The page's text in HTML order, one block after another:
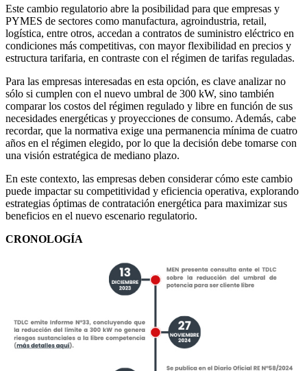
Este cambio regulatorio abre la posibilidad para que empresas y
PYMES de sectores como manufactura, agroindustria, retail,
logística, entre otros, accedan a contratos de suministro eléctrico en
condiciones más competitivas, con mayor flexibilidad en precios y
estructura tarifaria, en contraste con el régimen de tarifas reguladas.
Para las empresas interesadas en esta opción, es clave analizar no
sólo si cumplen con el nuevo umbral de 300 kW, sino también
comparar los costos del régimen regulado y libre en función de sus
necesidades energéticas y proyecciones de consumo. Además, cabe
recordar, que la normativa exige una permanencia mínima de cuatro
años en el régimen elegido, por lo que la decisión debe tomarse con
una visión estratégica de mediano plazo.
En este contexto, las empresas deben considerar cómo este cambio
puede impactar su competitividad y eficiencia operativa, explorando
estrategias óptimas de contratación energética para maximizar sus
beneficios en el nuevo escenario regulatorio.
CRONOLOGÍA